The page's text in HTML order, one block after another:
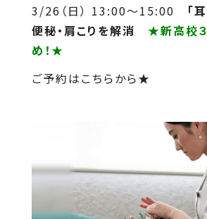
3/26（日） 13:00～15:00 「
便秘・肩こりを解消
★新高校
め！★
ご予約はこちらから★